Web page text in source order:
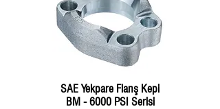
SAE Yekpare Flanş Kepi
BM - 6000 PSI Serisi